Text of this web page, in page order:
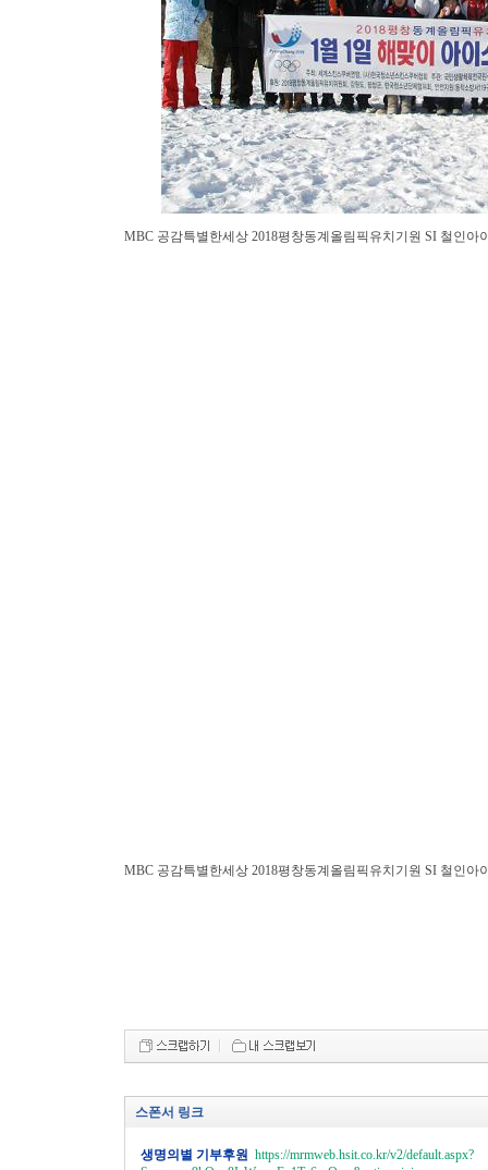
MBC 공감특별한세상 2018평창동계올림픽유치기원 SI 철인아
MBC 공감특별한세상 2018평창동계올림픽유치기원 SI 철인아
스폰서 링크
생명의별 기부후원 https://mrmweb.hsit.co.kr/v2/default.aspx?